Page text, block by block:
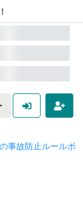
事故防止ルールポ